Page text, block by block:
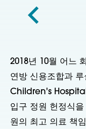
2018년 10월 어느
연방 신용조합과
Children's
입구 정원 헌정식
원의 최고 의료 책